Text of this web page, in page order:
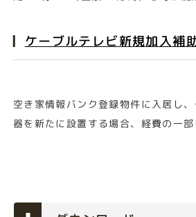
ケーブルテレビ新規加入補
空き家情報バンク登録物件に入居し
器を新たに設置する場合、経費の一部